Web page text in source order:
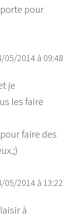
pour
05/2014 à 09:48
je
les faire
faire des
05/2014 à 13:22
à